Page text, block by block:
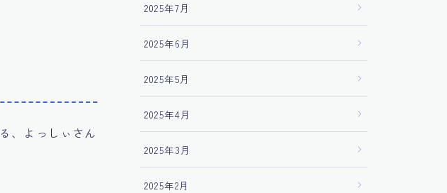
、よっしぃさん
2025年7月
2025年6月
2025年5月
2025年4月
2025年3月
2025年2月